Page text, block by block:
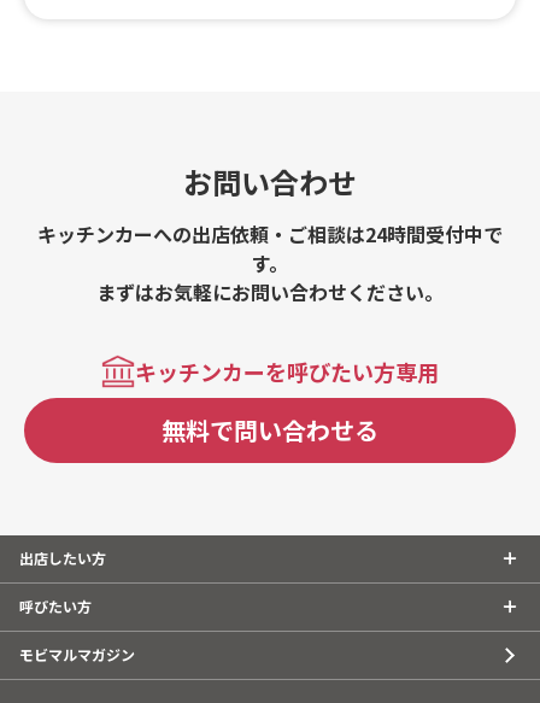
お問い合わせ
キッチンカーへの出店依頼・ご相談は24時間受付中で
す。
まずはお気軽にお問い合わせください。
キッチンカーを呼びたい方専用
無料で問い合わせる
出店したい方
呼びたい方
モビマルマガジン